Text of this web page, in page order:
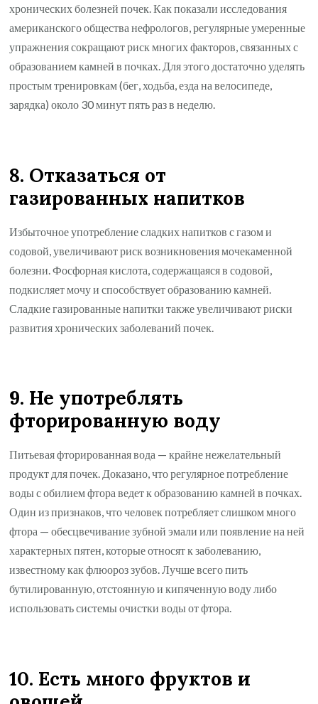
хронических болезней почек. Как показали исследования
американского общества нефрологов, регулярные умеренные
упражнения сокращают риск многих факторов, связанных с
образованием камней в почках. Для этого достаточно уделять
простым тренировкам (бег, ходьба, езда на велосипеде,
зарядка) около 30 минут пять раз в неделю.
8. Отказаться от
газированных напитков
Избыточное употребление сладких напитков с газом и
содовой, увеличивают риск возникновения мочекаменной
болезни. Фосфорная кислота, содержащаяся в содовой,
подкисляет мочу и способствует образованию камней.
Сладкие газированные напитки также увеличивают риски
развития хронических заболеваний почек.
9. Не употреблять
фторированную воду
Питьевая фторированная вода — крайне нежелательный
продукт для почек. Доказано, что регулярное потребление
воды с обилием фтора ведет к образованию камней в почках.
Один из признаков, что человек потребляет слишком много
фтора — обесцвечивание зубной эмали или появление на ней
характерных пятен, которые относят к заболеванию,
известному как флюороз зубов. Лучше всего пить
бутилированную, отстоянную и кипяченную воду либо
использовать системы очистки воды от фтора.
10. Есть много фруктов и